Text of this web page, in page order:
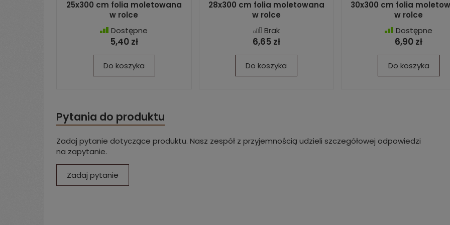
25x300 cm folia moletowana
w rolce
Dostępne
5,40 zł
Do koszyka
28x300 cm folia moletowana
w rolce
Brak
6,65 zł
Do koszyka
30x300 cm folia
w rolce
Dostępne
6,90 zł
Do koszyka
Pytania do produktu
Zadaj pytanie dotyczące produktu. Nasz zespół z przyjemnością udzieli szczegółowej odpowiedzi
na zapytanie.
Zadaj pytanie